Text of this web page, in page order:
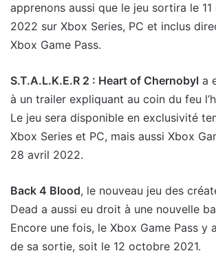
apprenons aussi que le jeu sortira le
2022 sur Xbox Series, PC et inclus
Xbox Game Pass.
S.T.A.L.K.E.R 2 : Heart of Chernobyl a
à un trailer expliquant au coin du feu
Le jeu sera disponible en exclusivité
Xbox Series et PC, mais aussi Xbox
28 avril 2022.
Back 4 Blood, le nouveau jeu des
Dead a aussi eu droit à une nouvelle
Encore une fois, le Xbox Game Pass y
de sa sortie, soit le 12 octobre 2021.